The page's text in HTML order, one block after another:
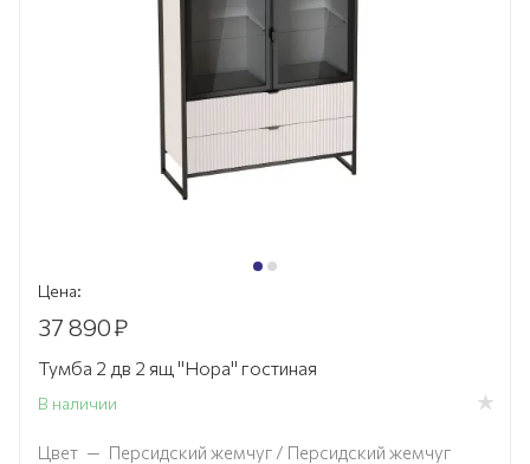
Цена:
37 890₽
Тумба 2 дв 2 ящ "Нора" гостиная
В наличии
Цвет — Персидский жемчуг / Персидский жемчуг